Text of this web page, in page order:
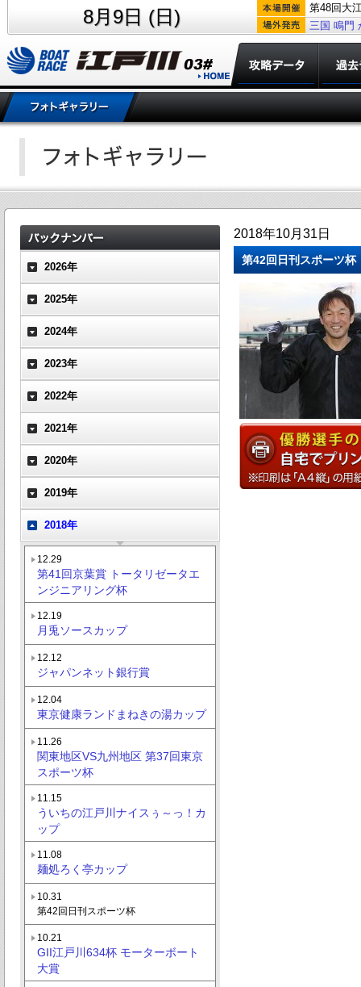
8月9日 (日)
第48回大
三国 鳴門
2026年
2025年
2024年
2023年
2022年
2021年
2020年
2019年
2018年
12.29
第41回京葉賞 トータリゼータエ
ンジニアリング杯
12.19
月兎ソースカップ
12.12
ジャパンネット銀行賞
12.04
東京健康ランドまねきの湯カップ
11.26
関東地区VS九州地区 第37回東京
スポーツ杯
11.15
ういちの江戸川ナイスぅ～っ！カ
ップ
11.08
麺処ろく亭カップ
10.31
第42回日刊スポーツ杯
10.21
GII江戸川634杯 モーターボート
大賞
2018年10月31日
第42回日刊スポーツ杯